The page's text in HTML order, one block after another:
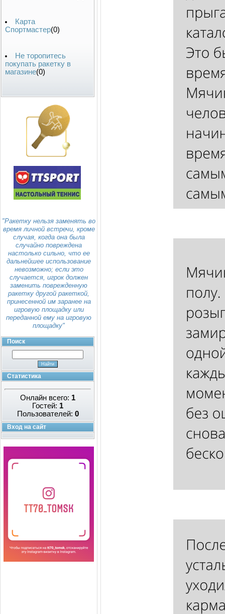
Карта
Спортмастер(0)
Не торопитесь
покупать ракетку в
магазине(0)
"Ракетку нельзя заменять во
время личной встречи, кроме
случая, когда она была
случайно повреждена
настолько сильно, что ее
дальнейшее использование
невозможно; если это
случается, игрок должен
заменить поврежденную
ракетку другой ракеткой,
принесенной им заранее на
игровую площадку или
переданной ему на игровую
площадку"
Поиск
Статистика
Онлайн всего: 1
Гостей: 1
Пользователей: 0
Вход на сайт